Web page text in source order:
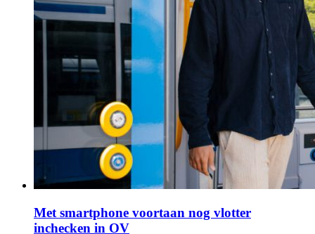
Met smartphone voortaan nog vlotter
inchecken in OV